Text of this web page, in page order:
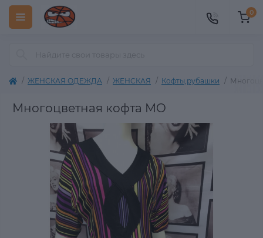
0
ЖЕНСКАЯ ОДЕЖДА ЖЕНСКАЯ Кофты,рубашки
Многоцветная кофта MO